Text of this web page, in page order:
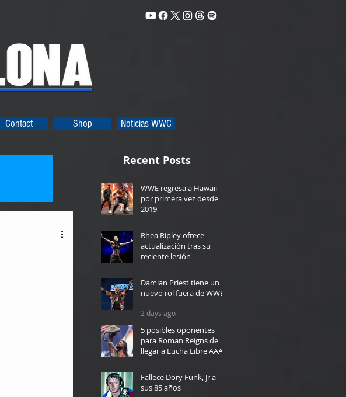
Contact Shop Noticias WWC
Recent Posts
WWE regresa a Hawaii
por primera vez desde
2019
Rhea Ripley ofrece
actualización tras su
reciente lesión
Damian Priest tiene un
nuevo rol fuera de WWE
2 days ago
5 posibles oponentes
para Roman Reigns de
llegar a Lucha Libre AAA
Fallece Dory Funk, Jr a
sus 85 años